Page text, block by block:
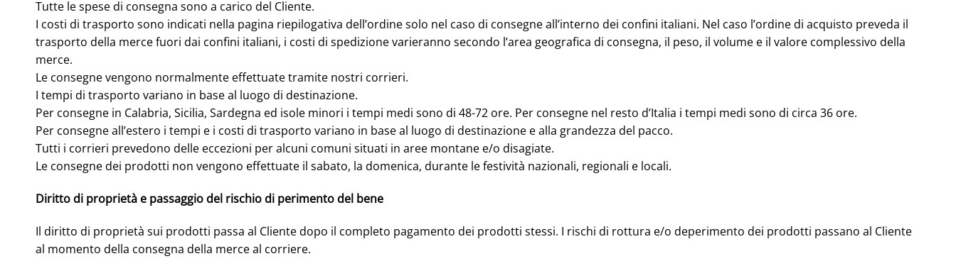
Tutte le spese di consegna sono a carico del Cliente.
I costi di trasporto sono indicati nella pagina riepilogativa dell’ordine solo nel caso di consegne all’interno dei confini italiani. Nel caso l’ordine di acquisto preveda il
trasporto della merce fuori dai confini italiani, i costi di spedizione varieranno secondo l’area geografica di consegna, il peso, il volume e il valore complessivo della
merce.
Le consegne vengono normalmente effettuate tramite nostri corrieri.
I tempi di trasporto variano in base al luogo di destinazione.
Per consegne in Calabria, Sicilia, Sardegna ed isole minori i tempi medi sono di 48-72 ore. Per consegne nel resto d’Italia i tempi medi sono di circa 36 ore.
Per consegne all’estero i tempi e i costi di trasporto variano in base al luogo di destinazione e alla grandezza del pacco.
Tutti i corrieri prevedono delle eccezioni per alcuni comuni situati in aree montane e/o disagiate.
Le consegne dei prodotti non vengono effettuate il sabato, la domenica, durante le festività nazionali, regionali e locali.
Diritto di proprietà e passaggio del rischio di perimento del bene
Il diritto di proprietà sui prodotti passa al Cliente dopo il completo pagamento dei prodotti stessi. I rischi di rottura e/o deperimento dei prodotti passano al Cliente
al momento della consegna della merce al corriere.